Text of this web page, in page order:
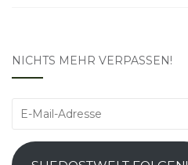
NICHTS MEHR VERPASSEN!
E-
Adresse